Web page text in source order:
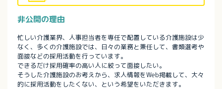
非公開の理由
忙しい介護業界、人事担当者を専任で配置している介護施設は少
なく、多くの介護施設では、日々の業務と兼任して、書類選考や
面接などの採用活動を行っています。
できるだけ採用確率の高い人に絞って面接したい。
そうした介護施設のお考えから、求人情報をWeb掲載して、大々
的に採用活動をしたくない、という希望をいただきます。